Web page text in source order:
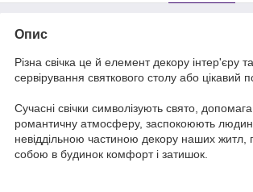
Опис
Різна свічка це й елемент декору інтер'єру
сервірування святкового столу або цікавий
Сучасні свічки символізують свято,
романтичну атмосферу, заспокоюють
невіддільною частиною декору наших житл,
собою в будинок комфорт і затишок.